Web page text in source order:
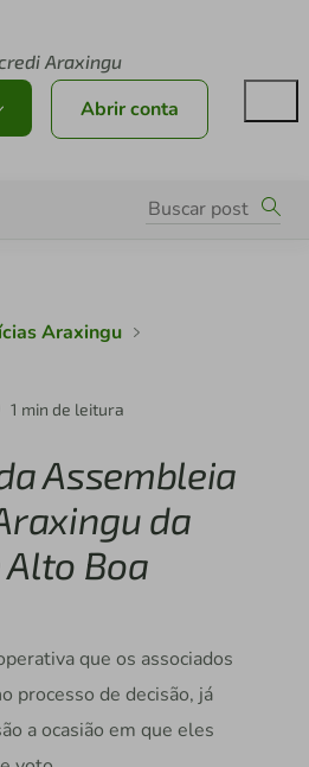
Araxingu
Abrir conta
Araxingu
1 min de leitura
Assembleia
da
Boa
que os associados
processo de decisão, já
a ocasião em que eles